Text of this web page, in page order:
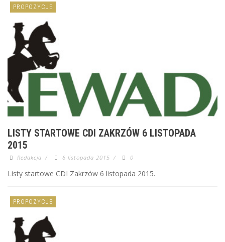
PROPOZYCJE
LISTY STARTOWE CDI ZAKRZÓW 6 LISTOPADA
2015
Redakcja / 6 listopada 2015 / 0
Listy startowe CDI Zakrzów 6 listopada 2015.
PROPOZYCJE